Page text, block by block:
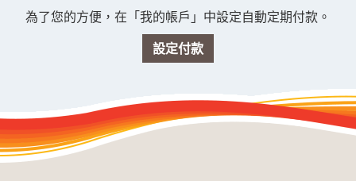
為了您的方便，在「我的帳戶」中設定自動定期付款。
設定付款